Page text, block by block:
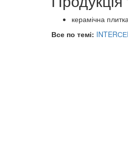
керамічна
Все по темі: